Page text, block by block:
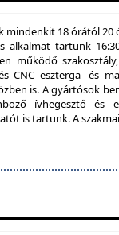
mindenkit 18 órától 20
alkalmat tartunk
működő
eszterga- és
is. A gyártósok
ívhegesztő és
is tartunk. A